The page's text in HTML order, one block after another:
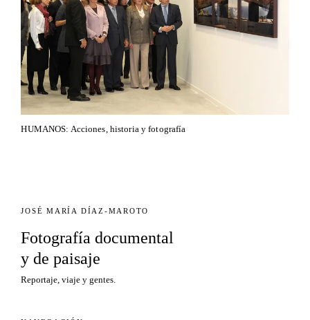
HUMANOS: Acciones, historia y fotografía
JOSÉ MARÍA DÍAZ-MAROTO
Fotografía documental
y de paisaje
Reportaje, viaje y gentes.